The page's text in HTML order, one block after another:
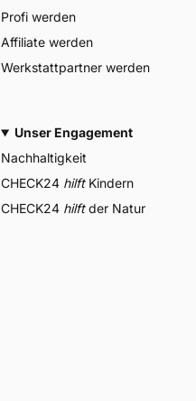
Profi werden
Affiliate werden
Werkstattpartner werden
Unser Engagement
Nachhaltigkeit
CHECK24 hilftKindern
CHECK24 hilftder Natur